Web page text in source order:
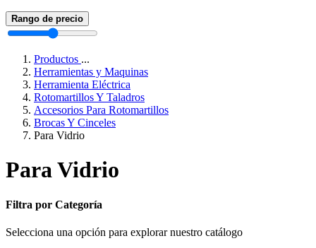
Rango de precio
Productos ...
Herramientas y Maquinas
Herramienta Eléctrica
Rotomartillos Y Taladros
Accesorios Para Rotomartillos
Brocas Y Cinceles
Para Vidrio
Para Vidrio
Filtra por Categoría
Selecciona una opción para explorar nuestro catálogo